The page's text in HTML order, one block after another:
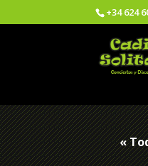
+34 624
«